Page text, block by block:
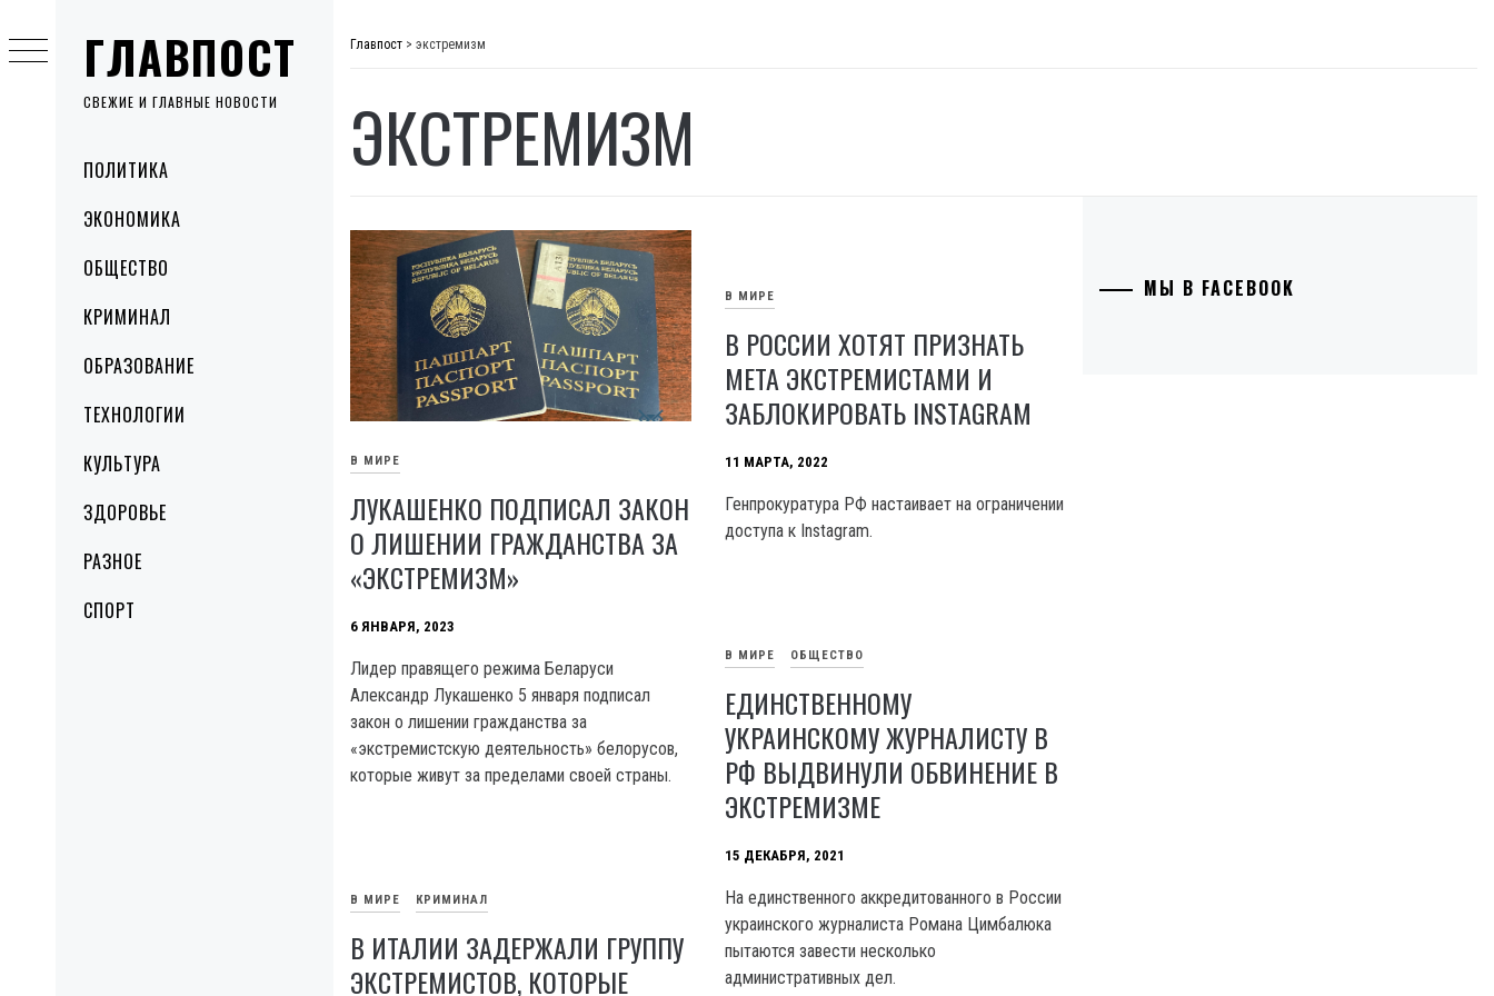
ГЛАВПОСТ
СВЕЖИЕ И ГЛАВНЫЕ НОВОСТИ
MenuПОЛИТИКА
ЭКОНОМИКА
ОБЩЕСТВО
КРИМИНАЛ
ОБРАЗОВАНИЕ
ТЕХНОЛОГИИ
КУЛЬТУРА
ЗДОРОВЬЕ
РАЗНОЕ
СПОРТ
to
content
Главпост > экстремизм
ЭКСТРЕМИЗМ
В МИРЕ
ЛУКАШЕНКО ПОДПИСАЛ ЗАКОН
О ЛИШЕНИИ ГРАЖДАНСТВА ЗА
«ЭКСТРЕМИЗМ»
6 ЯНВАРЯ, 2023
Лидер правящего режима Беларуси
Александр Лукашенко 5 января подписал
закон о лишении гражданства за
«экстремистскую деятельность» белорусов,
которые живут за пределами своей страны.
В МИРЕ
В РОССИИ ХОТЯТ ПРИЗНАТЬ
META ЭКСТРЕМИСТАМИ И
ЗАБЛОКИРОВАТЬ INSTAGRAM
11 МАРТА, 2022
Генпрокуратура РФ настаивает на ограничении
доступа к Instagram.
В МИРЕ ОБЩЕСТВО
ЕДИНСТВЕННОМУ
УКРАИНСКОМУ ЖУРНАЛИСТУ В
РФ ВЫДВИНУЛИ ОБВИНЕНИЕ В
ЭКСТРЕМИЗМЕ
15 ДЕКАБРЯ, 2021
На единственного аккредитованного в России
украинского журналиста Романа Цимбалюка
пытаются завести несколько
административных дел.
В МИРЕ КРИМИНАЛ
В ИТАЛИИ ЗАДЕРЖАЛИ ГРУППУ
ЭКСТРЕМИСТОВ, КОТОРЫЕ
МЫ В FACEBOOK